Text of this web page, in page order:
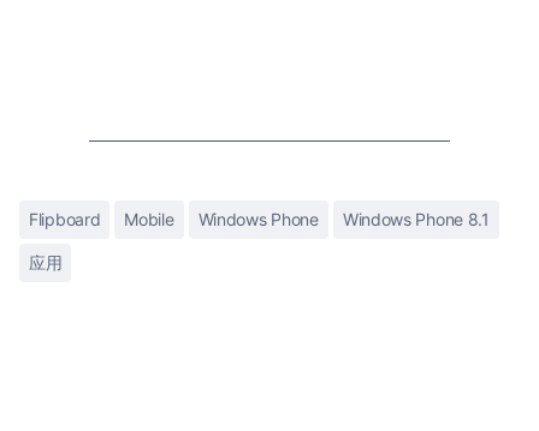
Flipboard Mobile Windows Phone Windows Phone 8.1
应用